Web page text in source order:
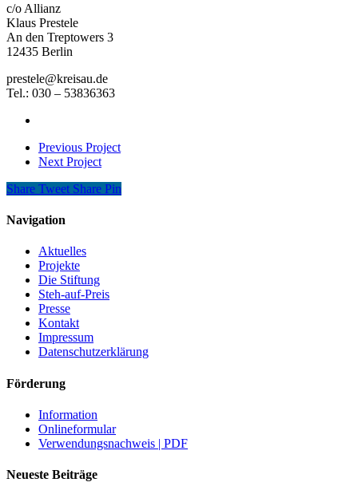
c/o Allianz
Klaus Prestele
An den Treptowers 3
12435 Berlin
prestele@kreisau.de
Tel.: 030 – 53836363
Previous Project
Next Project
Share Tweet Share Pin
Navigation
Aktuelles
Projekte
Die Stiftung
Steh-auf-Preis
Presse
Kontakt
Impressum
Datenschutzerklärung
Förderung
Information
Onlineformular
Verwendungsnachweis | PDF
Neueste Beiträge